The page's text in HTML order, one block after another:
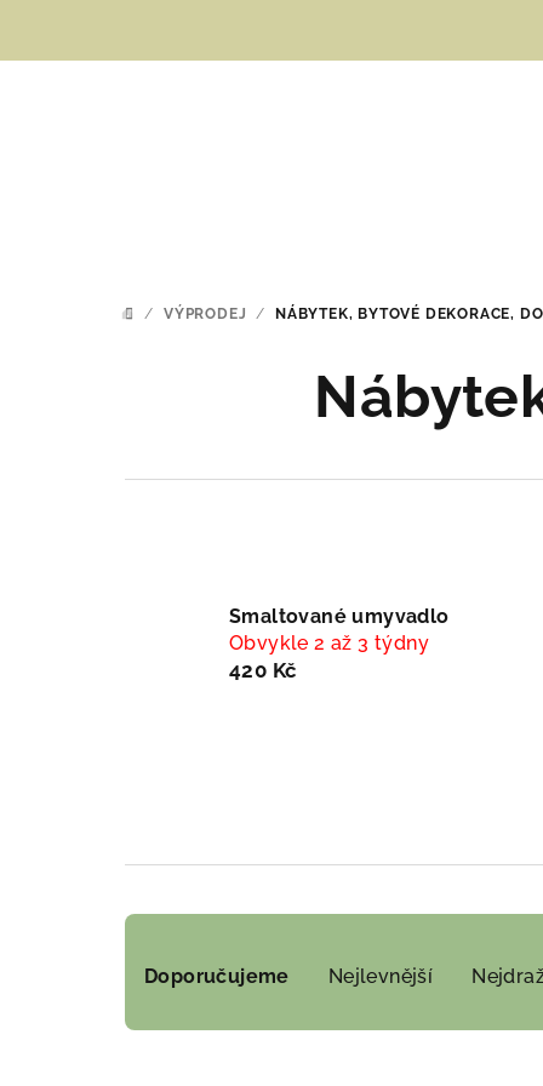
DOMŮ
/ VÝPRODEJ / NÁBYTEK, BYTOVÉ DEKORACE,
Smaltované umyvadlo
Obvykle 2 až 3 týdny
420 Kč
a
z
Doporučujeme Nejlevnější